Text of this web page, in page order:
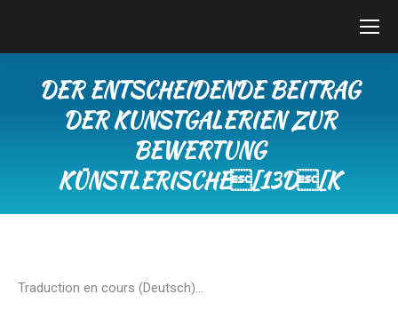
DER ENTSCHEIDENDE BEITRAG
DER KUNSTGALERIEN ZUR
BEWERTUNG
KÜNSTLERISCHE[13D[K
Traduction en cours (Deutsch)…